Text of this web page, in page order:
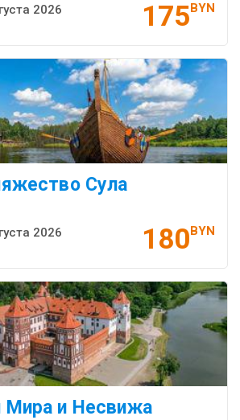
175BYN
2026
Сула
180BYN
2026
Мира и Несвижа